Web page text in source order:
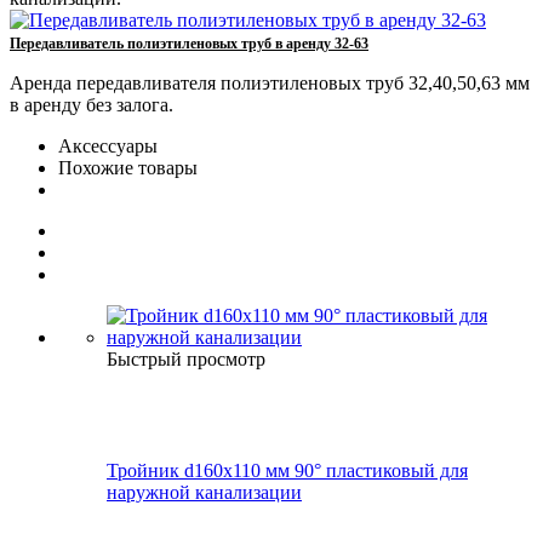
Передавливатель полиэтиленовых труб в аренду 32-63
Аренда передавливателя полиэтиленовых труб 32,40,50,63 мм
в аренду без залога.
Аксессуары
Похожие товары
Быстрый просмотр
Тройник d160х110 мм 90° пластиковый для
наружной канализации